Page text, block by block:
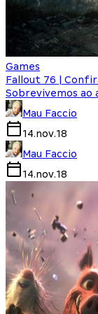
Games
Fallout 76 |
Sobrevivemos ao
Mau Faccio
14.nov.18
Mau Faccio
14.nov.18